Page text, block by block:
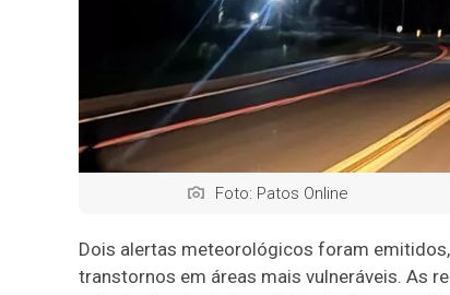
Foto: Patos Online
Dois alertas meteorológicos foram
transtornos em áreas mais vulneráveis. As